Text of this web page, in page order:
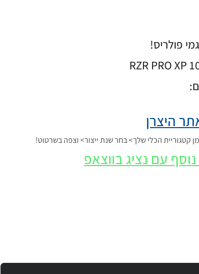
פולריס!
RZR PRO XP
היצרן
הכלי שלך> בחר שנת ייצור> וצפה בשרטוט!
עם נציג בווצאפ